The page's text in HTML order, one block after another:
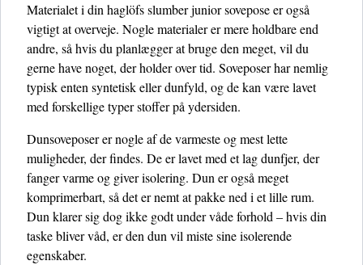
Materialet i din haglöfs slumber junior sovepose er også
vigtigt at overveje. Nogle materialer er mere holdbare end
andre, så hvis du planlægger at bruge den meget, vil du
gerne have noget, der holder over tid. Soveposer har nemlig
typisk enten syntetisk eller dunfyld, og de kan være lavet
med forskellige typer stoffer på ydersiden.
Dunsoveposer er nogle af de varmeste og mest lette
muligheder, der findes. De er lavet med et lag dunfjer, der
fanger varme og giver isolering. Dun er også meget
komprimerbart, så det er nemt at pakke ned i et lille rum.
Dun klarer sig dog ikke godt under våde forhold – hvis din
taske bliver våd, er den dun vil miste sine isolerende
egenskaber.